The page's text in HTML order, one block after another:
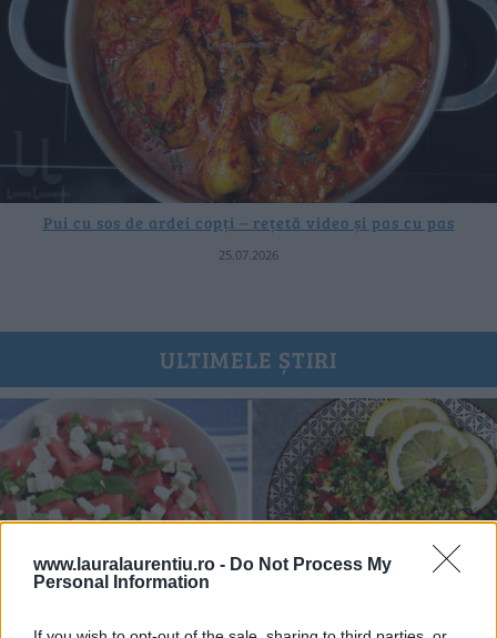
www.lauralaurentiu.ro - Do Not Process My
Personal Information
Pui cu sos de ardei copți – rețetă video și pas cu pas
25.07.2026
ULTIMELE ȘTIRI